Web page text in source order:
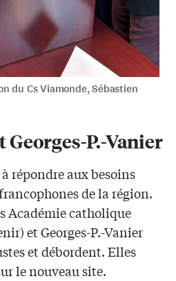
du Cs Viamonde, Sébastien
Georges-P.-Vanier
répondre aux besoins
de la région.
Académie catholique
et Georges-P.-Vanier
et débordent. Elles
le nouveau site.